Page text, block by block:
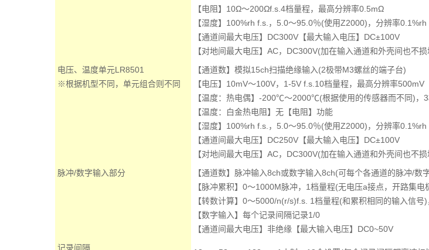
【电阻】10Ω～200Ωf.s.4档量程，最高分辨率0.5mΩ
【湿度】100%rh f.s.，5.0～95.0％(使用Z2000)，分辨率0.1%rh
【通道间最大电压】DC300V【最大输入电压】DC±100V
【对地间最大电压】AC，DC300V(加在输入通道和外壳间也
电压、温度单元LR8501
※根据机型不同，单元组合则不同
【通道数】模拟15ch扫描绝缘输入(2极带M3螺丝的端子台)
【电压】10mV～100V，1-5V f.s.10档量程，最高分辨率500mV
【温度：热电偶】-200℃～2000℃(根据使用的传感器而不同)
【温度：白金热电阻】无【电阻】功能
【湿度】100%rh f.s.，5.0～95.0％(使用Z2000)，分辨率0.1%rh
【通道间最大电压】DC250V【最大输入电压】DC±100V
【对地间最大电压】AC，DC300V(加在输入通道和外壳间也不
脉冲/数字输入部分
【通道数】脉冲输入8ch或数字输入8ch(可每个各通道的脉冲/数
【脉冲累积】0～1000M脉冲，1档量程(无电压a接点，开路集
【转数计算】0～5000/n(r/s)f.s. 1档量程(和累积相同的输入信
【数字输入】每个记录间隔记录1/0
【通道间最大电压】非绝缘【最大输入电压】DC0~50V
记录间隔